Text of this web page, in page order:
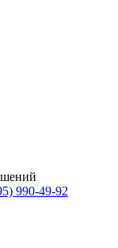
990-49-92